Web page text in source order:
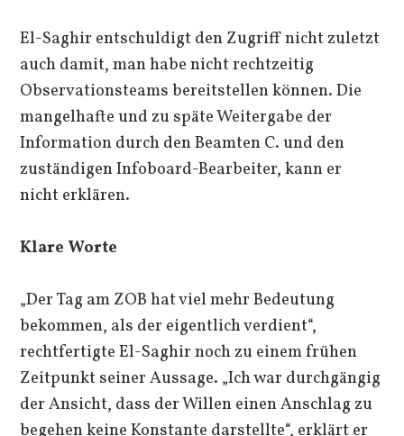
El-Saghir entschuldigt den Zugriff nicht zuletzt
auch damit, man habe nicht rechtzeitig
Observationsteams bereitstellen können. Die
mangelhafte und zu späte Weitergabe der
Information durch den Beamten C. und den
zuständigen Infoboard-Bearbeiter, kann er
nicht erklären.
Klare Worte
„Der Tag am ZOB hat viel mehr Bedeutung
bekommen, als der eigentlich verdient“,
rechtfertigte El-Saghir noch zu einem frühen
Zeitpunkt seiner Aussage. „Ich war durchgängig
der Ansicht, dass der Willen einen Anschlag zu
begehen keine Konstante darstellte“, erklärt er